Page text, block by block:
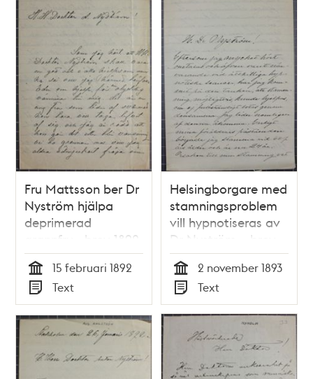
Fru Mattsson ber Dr
Nyström hjälpa
deprimerad
grannfru - brev 1892
Tid
15 februari 1892
Typ
Text
Helsingborgare med
stamningsproblem
vill hypnotiseras av
Dr Nyström – brev
1893
Tid
2 november 1893
Typ
Text